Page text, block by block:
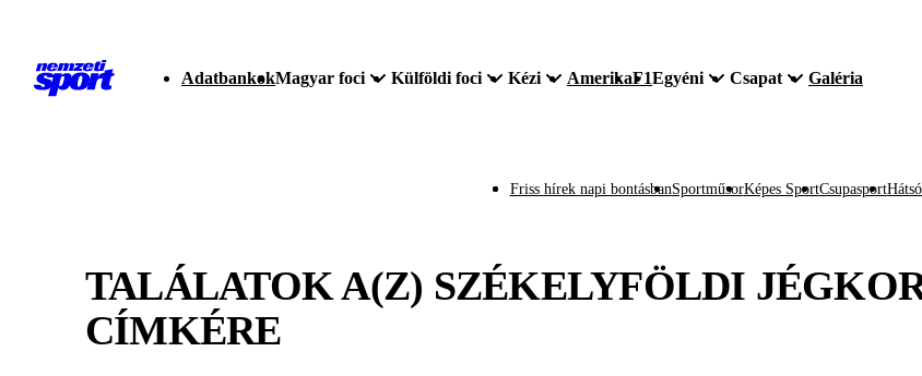
AdatbankokMagyar foci Külföldi foci Kézi AmerikaF1Egyéni Csapat Galéria
Friss hírek napi bontásbanSportműsorKépes SportCsupasport
TALÁLATOK A(Z) SZÉKELYFÖLDI
CÍMKÉRE